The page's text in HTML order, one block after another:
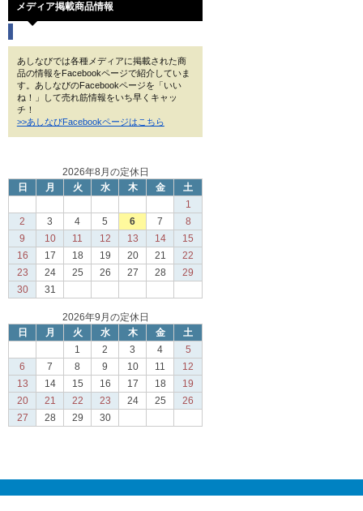
メディア掲載商品情報
あしなびでは各種メディアに掲載された商
品の情報をFacebookページで紹介していま
す。あしなびのFacebookページを「いい
ね！」して売れ筋情報をいち早くキャッ
チ！
>>あしなびFacebookページはこちら
2026年8月の定休日
日
月 火 水 木 金
土
1
2
3 4 5 6 7
8
9
10 11 12 13 14
15
16
17 18 19 20 21
22
23
24 25 26 27 28
29
30
31
2026年9月の定休日
日
月 火 水 木 金
土
1
2 3 4
5
6
7 8 9 10 11
12
13
14 15 16 17 18
19
20
21 22 23 24 25
26
27
28 29 30